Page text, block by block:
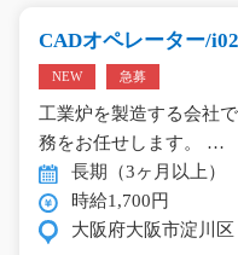
CADオペレーター/
NEW 急募
工業炉を製造する会社
務をお任せします。 …
長期（3ヶ月以上）
時給1,700円
大阪府大阪市淀川区